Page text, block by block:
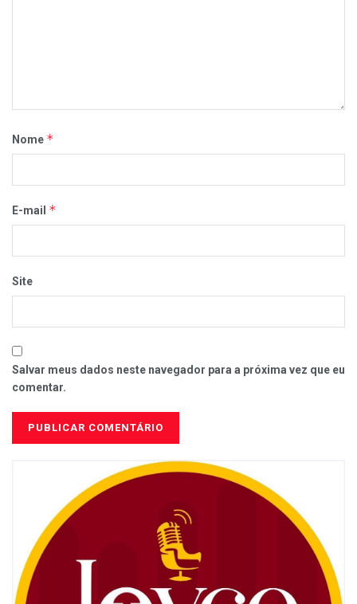
Nome *
E-mail *
Site
Salvar meus dados neste navegador para a próxima vez que eu
comentar.